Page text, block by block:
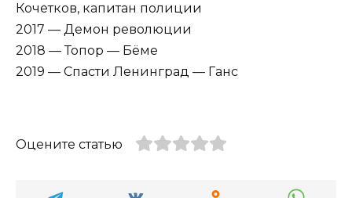
Кочетков, капитан полиции
2017 — Демон революции
2018 — Топор — Бёме
2019 — Спасти Ленинград — Ганс
Оцените статью